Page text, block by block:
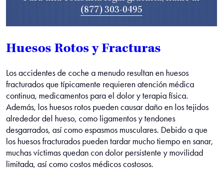
(877) 303-0495
Huesos Rotos y Fracturas
Los accidentes de coche a menudo resultan en huesos
fracturados que típicamente requieren atención médica
continua, medicamentos para el dolor y terapia física.
Además, los huesos rotos pueden causar daño en los tejidos
alrededor del hueso, como ligamentos y tendones
desgarrados, así como espasmos musculares. Debido a que
los huesos fracturados pueden tardar mucho tiempo en sanar,
muchas víctimas quedan con dolor persistente y movilidad
limitada, así como costos médicos costosos.